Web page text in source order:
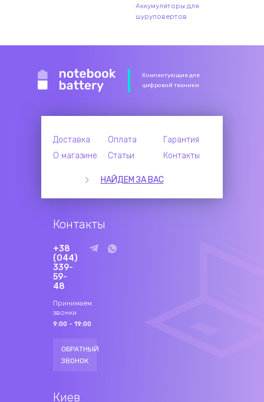
Аккумуляторы для
шуруповертов
Комлектующие для
цифровой техники
Доставка Оплата
Гарантия
О магазине
Статьи Контакты
НАЙДЕМ ЗА ВАС
Контакты
+38
(044)
339-
59-
48
Принимаем
звонки
9:00 - 19:00
ОБРАТНЫЙ
ЗВОНОК
Киев